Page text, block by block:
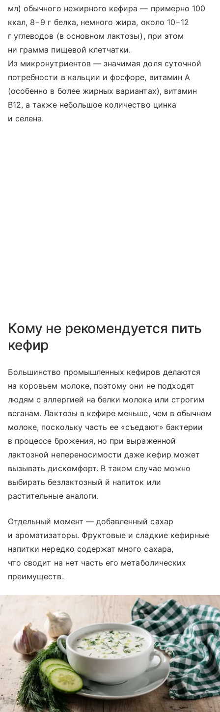
мл) обычного нежирного кефира — примерно 100
ккал, 8−9 г белка, немного жира, около 10−12
г углеводов (в основном лактозы), при этом
ни грамма пищевой клетчатки.
Из микронутриентов — значимая доля суточной
потребности в кальции и фосфоре, витамин A
(особенно в более жирных вариантах), витамин
B12, а также небольшое количество цинка
и селена.
Кому не рекомендуется пить
кефир
Большинство промышленных кефиров делаются
на коровьем молоке, поэтому они не подходят
людям с аллергией на белки молока или строгим
веганам. Лактозы в кефире меньше, чем в обычном
молоке, поскольку часть ее «съедают» бактерии
в процессе брожения, но при выраженной
лактозной непереносимости даже кефир может
вызывать дискомфорт. В таком случае можно
выбирать безлактозный й напиток или
растительные аналоги.
Отдельный момент — добавленный сахар
и ароматизаторы. Фруктовые и сладкие кефирные
напитки нередко содержат много сахара,
что сводит на нет часть его метаболических
преимуществ.